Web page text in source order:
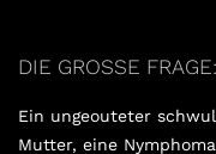
DIE GROSSE
Ein ungeouteter
Mutter, eine